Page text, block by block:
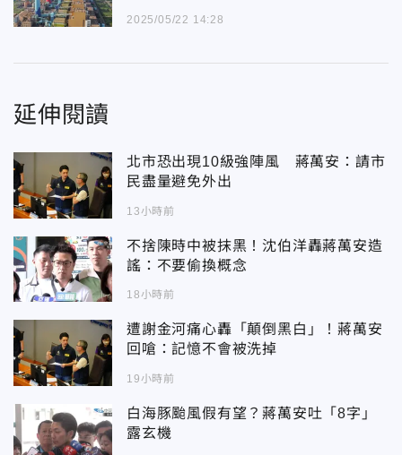
2025/05/22 14:28
延伸閱讀
北市恐出現10級強陣風 蔣萬安：請市
民盡量避免外出
13小時前
不捨陳時中被抹黑！沈伯洋轟蔣萬安造
謠：不要偷換概念
18小時前
遭謝金河痛心轟「顛倒黑白」！蔣萬安
回嗆：記憶不會被洗掉
19小時前
白海豚颱風假有望？蔣萬安吐「8字」
露玄機